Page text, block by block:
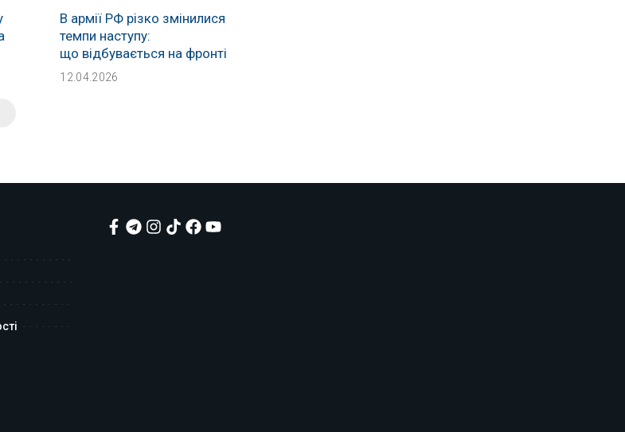
В армії РФ різко змінилися
темпи наступу:
що відбувається на фронті
12.04.2026